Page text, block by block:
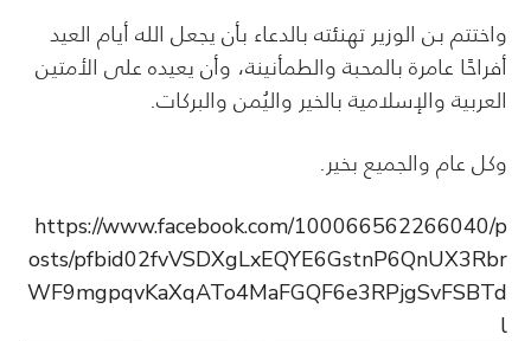
واختتم بن الوزير تهنئته بالدعاء بأن يجعل الله أيام العيد
أفراحًا عامرة بالمحبة والطمأنينة، وأن يعيده على الأمتين
العربية والإسلامية بالخير واليُمن والبركات.
وكل عام والجميع بخير.
https://www.facebook.com/100066562266040/p
osts/pfbid02fvVSDXgLxEQYE6GstnP6QnUX3Rbr
WF9mgpqvKaXqATo4MaFGQF6e3RPjgSvFSBTd
l